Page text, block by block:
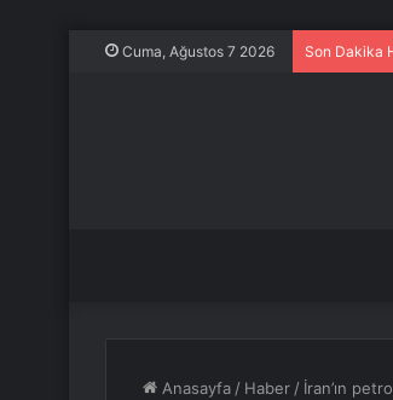
Cuma, Ağustos 7 2026 Son Dakika
Anasayfa / Haber / İran’ın